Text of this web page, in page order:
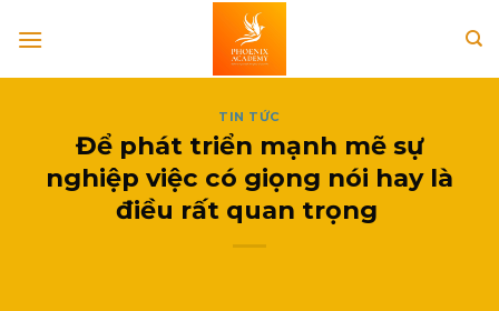
TIN TỨC
Để phát triển mạnh mẽ sự
nghiệp việc có giọng nói hay là
điều rất quan trọng